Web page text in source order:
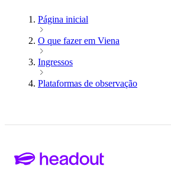
Página inicial
O que fazer em Viena
Ingressos
Plataformas de observação